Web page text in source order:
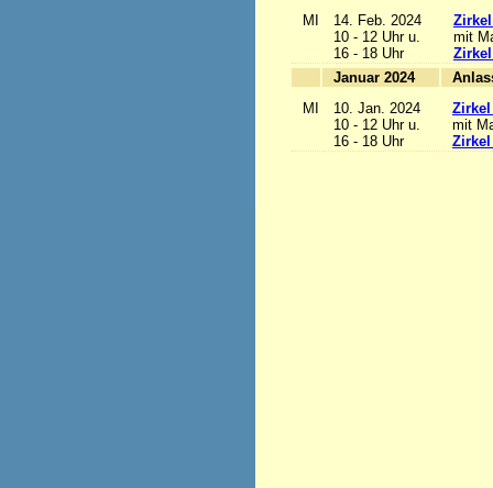
MI
14. Feb. 2024
10 - 12 Uhr u.
16 - 18 Uhr
mit
Januar 2024
MI
10. Jan. 2024
10 - 12 Uhr u.
16 - 18 Uhr
mit